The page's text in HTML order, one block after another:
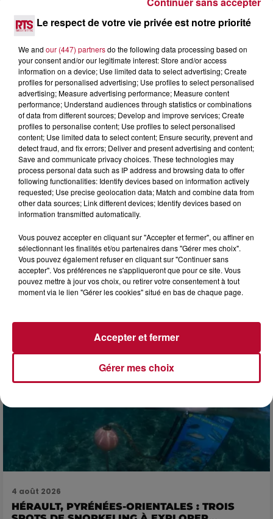
NÎMES : « LE RÊVE DU GLADIATEUR » INVESTIT
LES ARÈNES CES 3...
Après un franc succès l'été dernier, le spectacle « Le Rêve
du gladiateur » revient illuminer l'amphithéâtre romain les 6,
7 et 8 août. Une fresque nocturne...
4 août 2026
FÊTE DE LA POLYNÉSIE À VILLEVEYRAC
4 août 2026
HÉRAULT, PYRÉNÉES-ORIENTALES : TROIS
Le respect de votre vie privée est notre priorité
We and our (447) partnersdo the following data processing based on
your consent and/or our legitimate interest: Store and/or access
information on a device; Use limited data to select advertising; Create
profiles for personalised advertising; Use profiles to select personalised
advertising; Measure advertising performance; Measure content
performance; Understand audiences through statistics or combinations
of data from different sources; Develop and improve services; Create
profiles to personalise content; Use profiles to select personalised
content; Use limited data to select content; Ensure security, prevent and
detect fraud, and fix errors; Deliver and present advertising and content;
Save and communicate privacy choices. These technologies may
process personal data such as IP address and browsing data to offer
following functionalities: Identify devices based on information actively
requested; Use precise geolocation data; Match and combine data from
other data sources; Link different devices; Identify devices based on
information transmitted automatically.
Vous pouvez accepter en cliquant sur "Accepter et fermer", ou affiner en
sélectionnant les finalités et/ou partenaires dans "Gérer mes choix".
Vous pouvez également refuser en cliquant sur "Continuer sans
accepter". Vos préférences ne s'appliqueront que pour ce site. Vous
pouvez mettre à jour vos choix, ou retirer votre consentement à tout
moment via le lien "Gérer les cookies" situé en bas de chaque page.
Gérer mes choix
Accepter et fermer